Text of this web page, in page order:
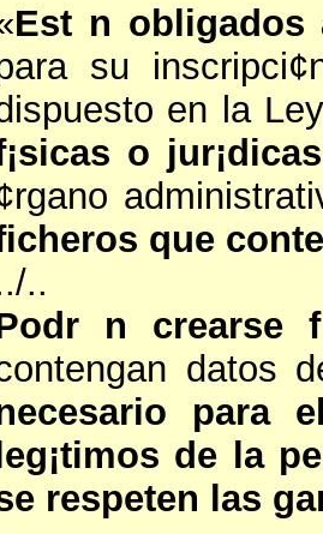
Est n obligados
su
en la
o jur¡dicas
que
..
n crearse
datos
para
de la
respeten las